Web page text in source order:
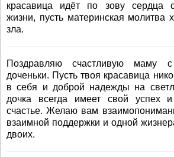
красавица идёт по зову сердца
жизни, пусть материнская молитва
зла.
Поздравляю счастливую маму
доченьки. Пусть твоя красавица
в себя и доброй надежды на
дочка всегда имеет свой успех
счастье. Желаю вам
взаимной поддержки и одной
двоих.